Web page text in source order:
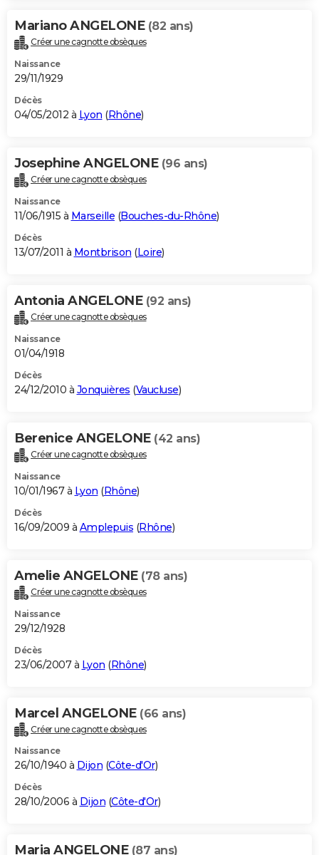
Mariano ANGELONE (82 ans)
Créer une cagnotte obsèques
Naissance
29/11/1929
Décès
04/05/2012 à Lyon (Rhône)
Josephine ANGELONE (96 ans)
Créer une cagnotte obsèques
Naissance
11/06/1915 à Marseille (Bouches-du-Rhône)
Décès
13/07/2011 à Montbrison (Loire)
Antonia ANGELONE (92 ans)
Créer une cagnotte obsèques
Naissance
01/04/1918
Décès
24/12/2010 à Jonquières (Vaucluse)
Berenice ANGELONE (42 ans)
Créer une cagnotte obsèques
Naissance
10/01/1967 à Lyon (Rhône)
Décès
16/09/2009 à Amplepuis (Rhône)
Amelie ANGELONE (78 ans)
Créer une cagnotte obsèques
Naissance
29/12/1928
Décès
23/06/2007 à Lyon (Rhône)
Marcel ANGELONE (66 ans)
Créer une cagnotte obsèques
Naissance
26/10/1940 à Dijon (Côte-d'Or)
Décès
28/10/2006 à Dijon (Côte-d'Or)
Maria ANGELONE (87 ans)